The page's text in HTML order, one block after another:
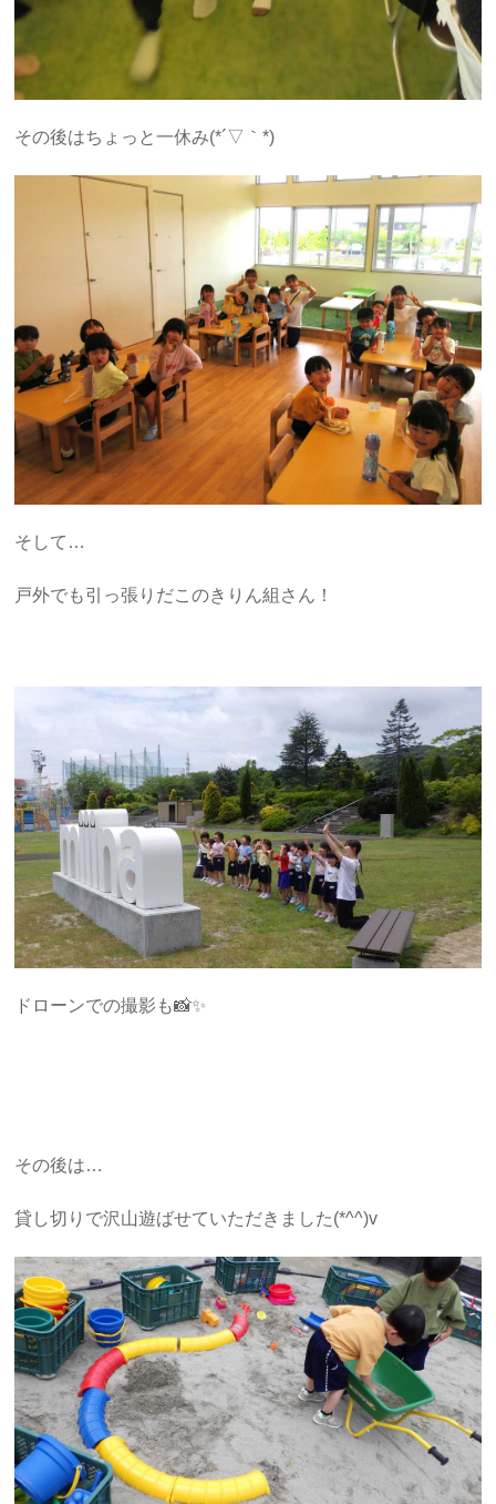
その後はちょっと一休み(*´▽｀*)
そして…
戸外でも引っ張りだこのきりん組さん！
ドローンでの撮影も📸✨
その後は…
貸し切りで沢山遊ばせていただきました(*^^)v